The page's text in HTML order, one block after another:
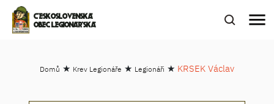
ČESKOSLOVENSKÁ
OBEC LEGIONÁŘSKÁ
menu
Domů ★ Krev Legionáře ★ Legionáři ★ KRSEK Václav